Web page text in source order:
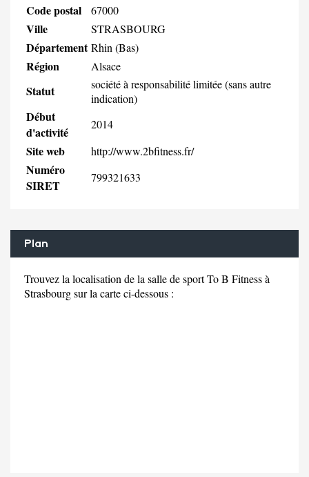
Code postal 67000
Ville STRASBOURG
Département Rhin (Bas)
Région Alsace
Statut
société à responsabilité limitée (sans autre
indication)
Début
d'activité
2014
Site web http://www.2bfitness.fr/
Numéro
SIRET
799321633
Plan
Trouvez la localisation de la salle de sport To B Fitness à
Strasbourg sur la carte ci-dessous :